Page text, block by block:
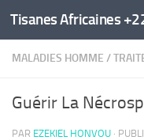
Au dessous du
Tisanes Africaines
MALADIES HOMME /
Guérir La
PAR EZEKIEL HONVOU ·